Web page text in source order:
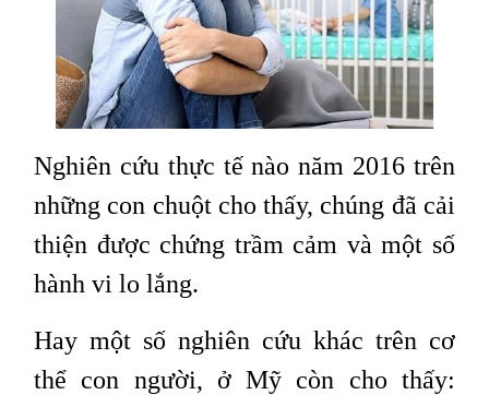
Nghiên cứu thực tế nào năm 2016 trên
những con chuột cho thấy, chúng đã cải
thiện được chứng trầm cảm và một số
hành vi lo lắng.
Hay một số nghiên cứu khác trên cơ
thể con người, ở Mỹ còn cho thấy: